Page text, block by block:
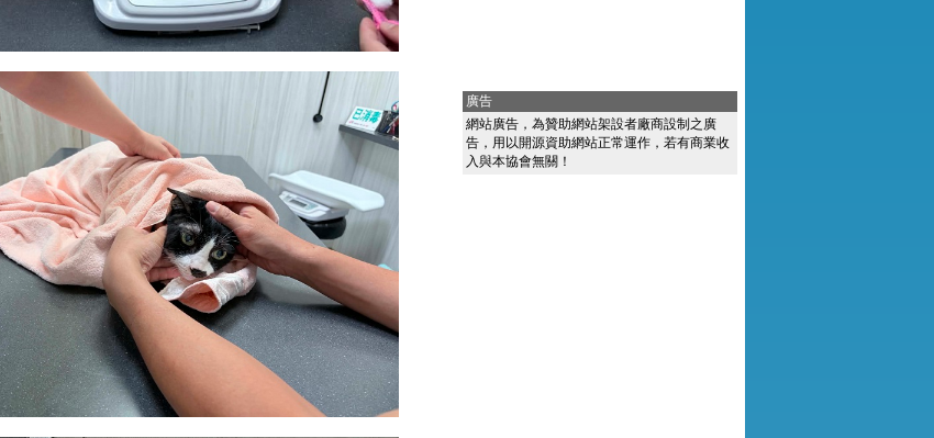
廣告
網站廣告，為贊助網站架設者廠商設制之廣
告，用以開源資助網站正常運作，若有商業收
入與本協會無關！